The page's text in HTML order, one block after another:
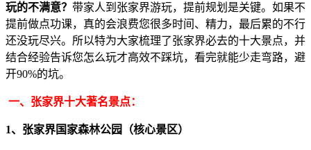
玩的不满意？ 带家人到张家界游玩，提前规划是关键。如果不
提前做点功课，真的会浪费您很多时间、精力，最后累的不行
还没玩尽兴。所以特为大家梳理了张家界必去的十大景点，并
结合经验告诉您怎么玩才高效不踩坑，看完就能少走弯路，避
开90%的坑。
一、张家界十大著名景点：
1、张家界国家森林公园（核心景区）